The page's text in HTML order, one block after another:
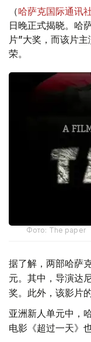
（哈萨克国际通讯
日晚正式揭晓。哈
片”大奖，而该片
荣。
Фото: The paper
据了解，两部哈萨
元。其中，导演达
奖。此外，该影片
亚洲新人单元中，
电影《超过一天》